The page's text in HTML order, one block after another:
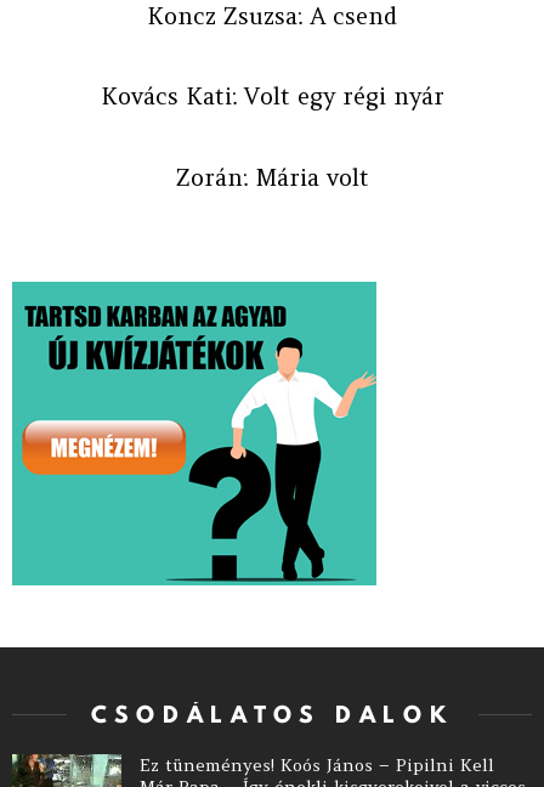
Koncz Zsuzsa: A csend
Kovács Kati: Volt egy régi nyár
Zorán: Mária volt
CSODÁLATOS DALOK
Ez tüneményes! Koós János – Pipilni Kell